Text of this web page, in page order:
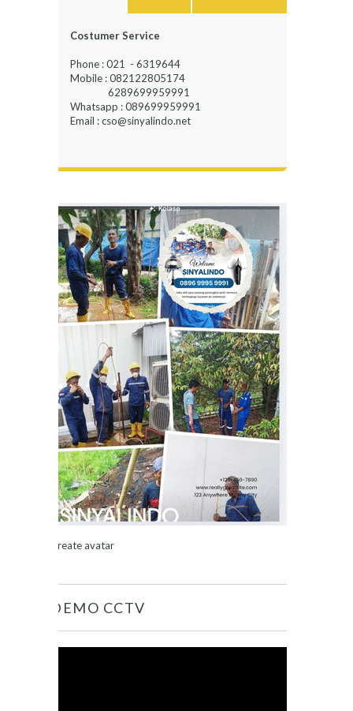
Costumer Service
Phone : 021 - 6319644
Mobile : 082122805174
6289699959991
Whatsapp : 089699959991
Email : cso@sinyalindo.net
Create avatar
DEMO CCTV